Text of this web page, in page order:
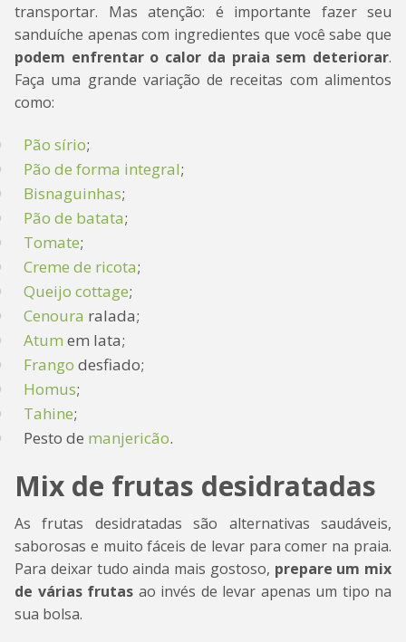
transportar. Mas atenção: é importante fazer seu
sanduíche apenas com ingredientes que você sabe que
podem enfrentar o calor da praia sem deteriorar.
Faça uma grande variação de receitas com alimentos
como:
Pão sírio;
Pão de forma integral;
Bisnaguinhas;
Pão de batata;
Tomate;
Creme de ricota;
Queijo cottage;
Cenoura ralada;
Atum em lata;
Frango desfiado;
Homus;
Tahine;
Pesto de manjericão.
Mix de frutas desidratadas
As frutas desidratadas são alternativas saudáveis,
saborosas e muito fáceis de levar para comer na praia.
Para deixar tudo ainda mais gostoso, prepare um mix
de várias frutas ao invés de levar apenas um tipo na
sua bolsa.